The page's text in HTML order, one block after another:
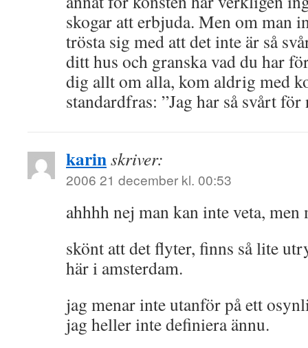
skogar att erbjuda. Men om man
trösta sig med att det inte är så
ditt hus och granska vad du har
dig allt om alla, kom aldrig med
standardfras: ”Jag har så svårt för
karinskriver:
2006 21 december kl. 00:53
ahhhh nej man kan inte veta, men
skönt att det flyter, finns så lite
här i amsterdam.
jag menar inte utanför på ett
jag heller inte definiera ännu.